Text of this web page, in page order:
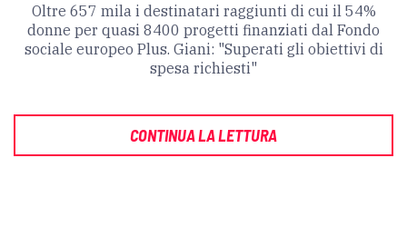
Oltre 657 mila i destinatari raggiunti di cui il 54%
donne per quasi 8400 progetti finanziati dal Fondo
sociale europeo Plus. Giani: "Superati gli obiettivi di
spesa richiesti"
CONTINUA LA LETTURA